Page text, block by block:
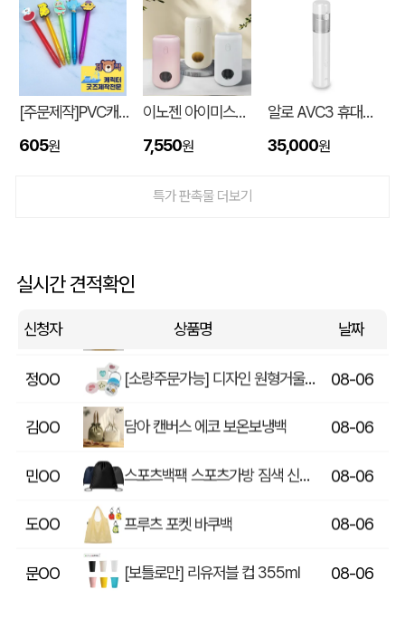
[주문제작]PVC캐릭터 디오네캔디볼펜(2D)
605원
이노젠 아이미스트 에어 무드등 휴대용 무선가습기
7,550원
알로 AVC3 휴대용 3in1 에어건 핸디 차량용 무선청소기
35,000원
특가 판촉물 더보기
실시간 견적확인
신청자 상품명 날짜
대형 타포린가방 긴 손잡이 숄더가능(11color) (420x400x250mm)
김OO
데OO 08-06
정OO 08-06
김OO 담아 캔버스 에코 보온보냉백 08-06
민OO 08-06
도OO 프루츠 포켓 바쿠백 08-06
문OO [보틀로만] 리유저블 컵 355ml 08-06